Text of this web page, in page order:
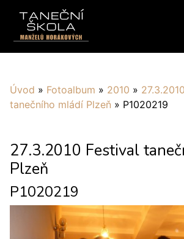
Úvod » Fotoalbum » 2010 »
tanečního mládí Plzeň » P1020219
27.3.2010 Festival
Plzeň
P1020219